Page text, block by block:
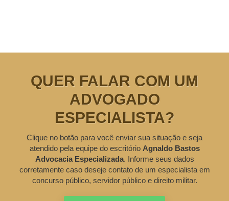
QUER FALAR COM UM
ADVOGADO
ESPECIALISTA?
Clique no botão para você enviar sua situação e seja
atendido pela equipe do escritório Agnaldo Bastos
Advocacia Especializada. Informe seus dados
corretamente caso deseje contato de um especialista em
concurso público, servidor público e direito militar.